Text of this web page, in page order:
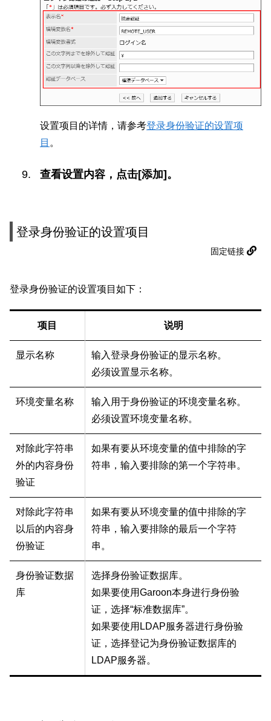
设置项目的详情，请参考登录身份验证的设置项
目 。
查看设置内容，点击[添加]。
登录身份验证的设置项目
固定链接
登录身份验证的设置项目如下：
项目 说明
显示名称
输入登录身份验证的显示名称。
必须设置显示名称。
环境变量名称
输入用于身份验证的环境变量名称。
必须设置环境变量名称。
对除此字符串
外的内容身份
验证
如果有要从环境变量的值中排除的字
符串，输入要排除的第一个字符串。
对除此字符串
以后的内容身
份验证
如果有要从环境变量的值中排除的字
符串，输入要排除的最后一个字符
串。
身份验证数据
库
选择身份验证数据库。
如果要使用Garoon本身进行身份验
证，选择“标准数据库”。
如果要使用LDAP服务器进行身份验
证，选择登记为身份验证数据库的
LDAP服务器。